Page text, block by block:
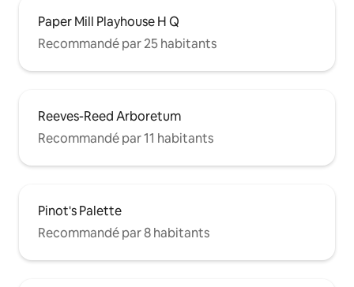
Paper Mill Playhouse H Q
Recommandé par 25 habitants
Reeves-Reed Arboretum
Recommandé par 11 habitants
Pinot's Palette
Recommandé par 8 habitants